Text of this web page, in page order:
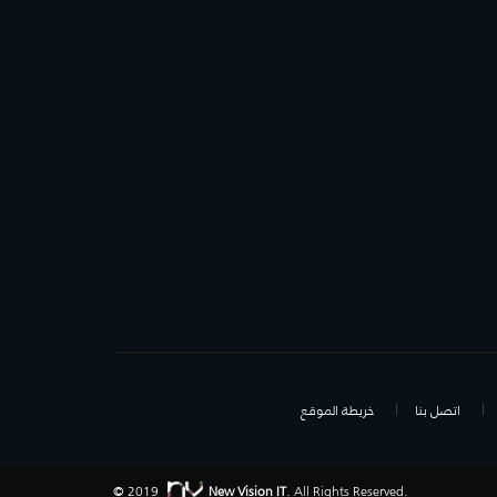
اتصل بنا خريطة الموقع
© 2019 New Vision IT. All Rights Reserved.